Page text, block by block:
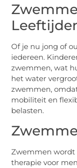
Of je nu jong of
iedereen.
zwemmen, wat
het water
zwemmen,
mobiliteit en
belasten.
Zwemmen wordt
therapie voor